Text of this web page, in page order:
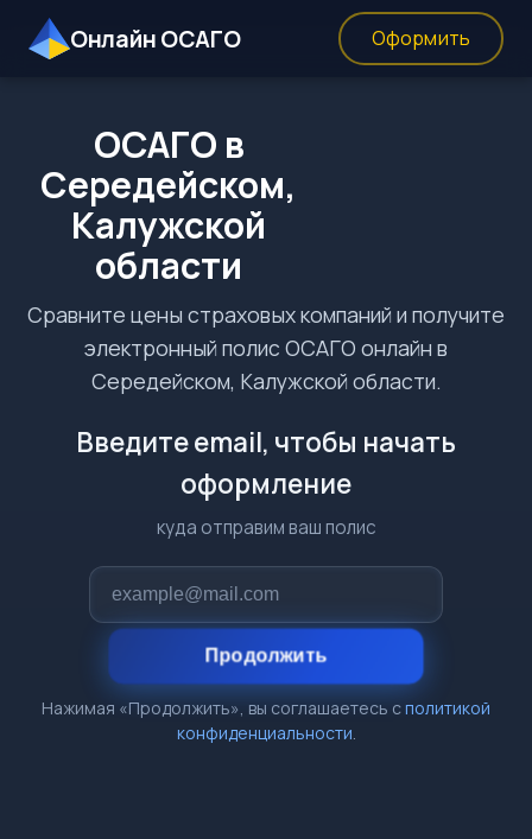
Онлайн ОСАГО Оформить
ОСАГО в
Середейском,
Калужской
области
Сравните цены страховых компаний и получите
электронный полис ОСАГО онлайн в
Середейском, Калужской области.
Введите email, чтобы начать
оформление
куда отправим ваш полис
Продолжить
Нажимая «Продолжить», вы соглашаетесь сполитикой
конфиденциальности.